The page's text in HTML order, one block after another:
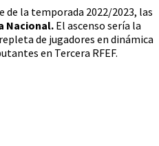
la temporada 2022/2023, las
Nacional. El ascenso sería la
de jugadores en dinámica
en Tercera RFEF.